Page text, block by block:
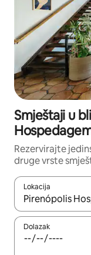
Smještaji u
Rezervirajte
druge vrste
Lokacija
Kada budu
Dolazak